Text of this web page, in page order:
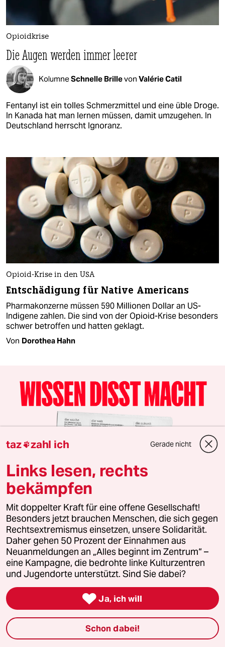
Opioidkrise
Die Augen werden immer leerer
KolumneSchnelle Brillevon Valérie Catil
Fentanyl ist ein tolles Schmerzmittel und eine üble Droge.
In Kanada hat man lernen müssen, damit umzugehen. In
Deutschland herrscht Ignoranz.
Opioid-Krise in den USA
Entschädigung für Native Americans
Pharmakonzerne müssen 590 Millionen Dollar an US-
Indigene zahlen. Die sind von der Opioid-Krise besonders
schwer betroffen und hatten geklagt.
Von Dorothea Hahn
10 Ausgaben für 10 Euro
Die Wochenzeitung mit taz-Blick
Unsere wochentaz bietet jeden Samstag
Journalismus, der es nicht allen recht macht und
zehn Wochen lang kennenlernen.
Jeden Samstag als gedruckte Zeitung frei Haus
Zusätzlich digitale Ausgabe inkl. Vorlesefunktion
taz zahl ich Gerade nicht
Links lesen, rechts
bekämpfen
Mit doppelter Kraft für eine offene Gesellschaft!
Besonders jetzt brauchen Menschen, die sich gegen
Rechtsextremismus einsetzen, unsere Solidarität.
Daher gehen 50 Prozent der Einnahmen aus
Neuanmeldungen an „Alles beginnt im Zentrum“ –
eine Kampagne, die bedrohte linke Kulturzentren
und Jugendorte unterstützt. Sind Sie dabei?
 Ja, ich will
Schon dabei!